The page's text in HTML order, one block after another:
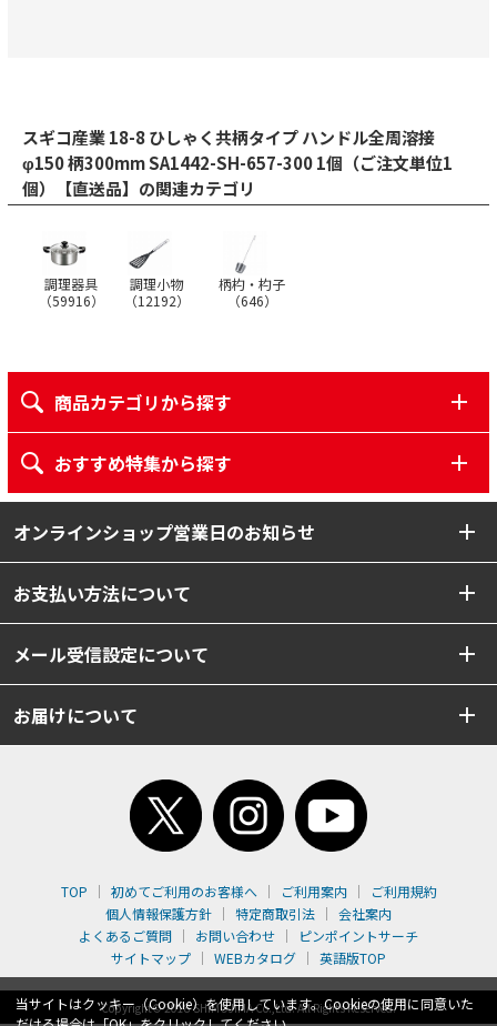
当サイトはクッキー（Cookie）を使用しています。Cookieの使用に同意いた
スギコ産業 18-8 ひしゃく共柄タイプ ハンドル全周溶接
φ150 柄300mm SA1442-SH-657-300 1個（ご注文単位1
個）【直送品】の関連カテゴリ
調理器具
（59916）
調理小物
（12192）
柄杓・杓子
（646）
商品カテゴリから探す
おすすめ特集から探す
オンラインショップ営業日のお知らせ
お支払い方法について
メール受信設定について
お届けについて
TOP 初めてご利用のお客様へ ご利用案内
ご利用規約
個人情報保護方針
特定商取引法
会社案内
よくあるご質問
お問い合わせ
ピンポイントサーチ
サイトマップ
WEBカタログ 英語版TOP
Copyright© 2018 SHIMOJIMA Co.,Ltd. All Rights Reserved.